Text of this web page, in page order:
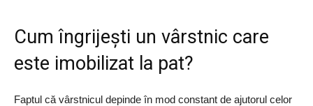
Cum îngrijești un vârstnic care
este imobilizat la pat?
Faptul că vârstnicul depinde în mod constant de ajutorul celor